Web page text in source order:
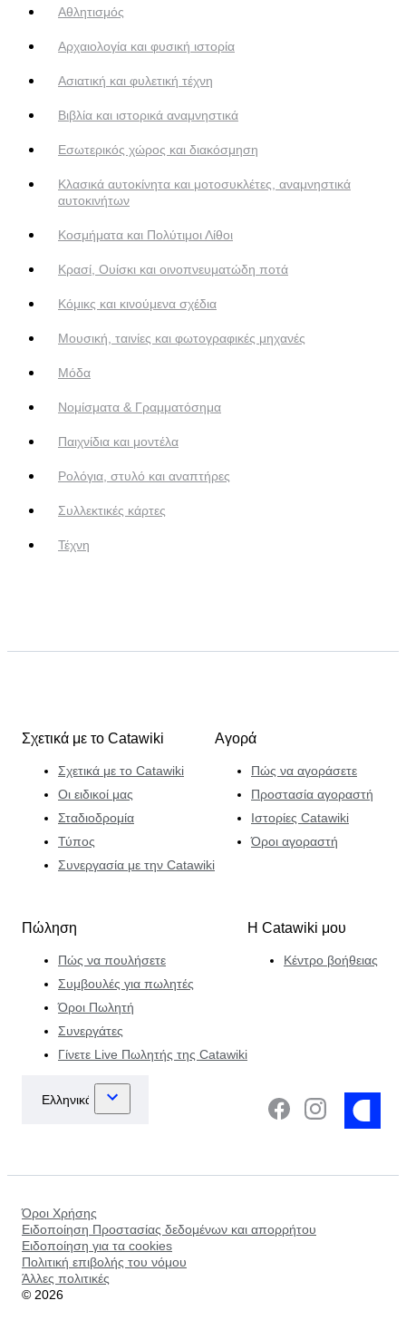
Αθλητισμός
Αρχαιολογία και φυσική ιστορία
Ασιατική και φυλετική τέχνη
Βιβλία και ιστορικά αναμνηστικά
Εσωτερικός χώρος και διακόσμηση
Κλασικά αυτοκίνητα και μοτοσυκλέτες, αναμνηστικά
αυτοκινήτων
Κοσμήματα και Πολύτιμοι Λίθοι
Κρασί, Ουίσκι και οινοπνευματώδη ποτά
Κόμικς και κινούμενα σχέδια
Μουσική, ταινίες και φωτογραφικές μηχανές
Μόδα
Νομίσματα & Γραμματόσημα
Παιχνίδια και μοντέλα
Ρολόγια, στυλό και αναπτήρες
Συλλεκτικές κάρτες
Τέχνη
Σχετικά με το Catawiki
Σχετικά με το Catawiki
Οι ειδικοί μας
Σταδιοδρομία
Τύπος
Συνεργασία με την Catawiki
Αγορά
Πώς να αγοράσετε
Προστασία αγοραστή
Ιστορίες Catawiki
Όροι αγοραστή
Πώληση
Πώς να πουλήσετε
Συμβουλές για πωλητές
Όροι Πωλητή
Συνεργάτες
Γίνετε Live Πωλητής της Catawiki
Η Catawiki μου
Κέντρο βοήθειας
Όροι Χρήσης
Ειδοποίηση Προστασίας δεδομένων και απορρήτου
Ειδοποίηση για τα cookies
Πολιτική επιβολής του νόμου
Άλλες πολιτικές
© 2026